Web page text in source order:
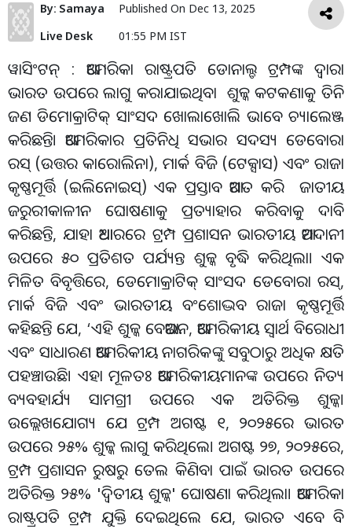
By: Samaya
Live Desk
Published On Dec 13, 2025
01:55 PM IST
ୱାସିଂଟନ୍‌ : ଆମେରିକା ରାଷ୍ଟ୍ରପତି ଡୋନାଲ୍ଡ ଟ୍ରମ୍ପଙ୍କ ଦ୍ୱାରା
ଭାରତ ଉପରେ ଲାଗୁ କରାଯାଇଥିବା ଶୁଳ୍କ କଟକଣାକୁ ତିନି
ଜଣ ଡିମୋକ୍ରାଟିକ୍ ସାଂସଦ ଖୋଲାଖୋଲି ଭାବେ ଚ୍ୟାଲେଞ୍ଜ
କରିଛନ୍ତି। ଆମେରିକାର ପ୍ରତିନିଧି ସଭାର ସଦସ୍ୟ ଡେବୋରା
ରସ୍ (ଉତ୍ତର କାରୋଲିନା), ମାର୍କ ବିଜି (ଟେକ୍ସାସ) ଏବଂ ରାଜା
କୃଷ୍ଣମୂର୍ତ୍ତି (ଇଲିନୋଇସ୍) ଏକ ପ୍ରସ୍ତାବ ଆଗତ କରି ଜାତୀୟ
ଜରୁରୀକାଳୀନ ଘୋଷଣାକୁ ପ୍ରତ୍ୟାହାର କରିବାକୁ ଦାବି
କରିଛନ୍ତି, ଯାହା ଆଧାରରେ ଟ୍ରମ୍ପ ପ୍ରଶାସନ ଭାରତୀୟ ଆମଦାନୀ
ଉପରେ ୫୦ ପ୍ରତିଶତ ପର୍ଯ୍ୟନ୍ତ ଶୁଳ୍କ ବୃଦ୍ଧି କରିଥିଲା। ଏକ
ମିଳିତ ବିବୃତ୍ତିରେ, ଡେମୋକ୍ରାଟିକ୍ ସାଂସଦ ଡେବୋରା ରସ୍,
ମାର୍କ ବିଜି ଏବଂ ଭାରତୀୟ ବଂଶୋଦ୍ଭବ ରାଜା କୃଷ୍ଣମୂର୍ତ୍ତି
କହିଛନ୍ତି ଯେ, ‘ଏହି ଶୁଳ୍କ ବେଆଇନ, ଆମେରିକୀୟ ସ୍ୱାର୍ଥ ବିରୋଧୀ
ଏବଂ ସାଧାରଣ ଆମେରିକୀୟ ନାଗରିକଙ୍କୁ ସବୁଠାରୁ ଅଧିକ କ୍ଷତି
ପହଞ୍ଚାଉଛି। ଏହା ମୂଳତଃ ଆମେରିକୀୟମାନଙ୍କ ଉପରେ ନିତ୍ୟ
ବ୍ୟବହାର୍ଯ୍ୟ ସାମଗ୍ରୀ ଉପରେ ଏକ ଅତିରିକ୍ତ ଶୁଳ୍କ।
ଉଲ୍ଲେଖଯୋଗ୍ୟ ଯେ ଟ୍ରମ୍ପ ଅଗଷ୍ଟ ୧, ୨୦୨୫ରେ ଭାରତ
ଉପରେ ୨୫% ଶୁଳ୍କ ଲାଗୁ କରିଥିଲେ। ଅଗଷ୍ଟ ୨୭, ୨୦୨୫ରେ,
ଟ୍ରମ୍ପ ପ୍ରଶାସନ ରୁଷରୁ ତେଲ କିଣିବା ପାଇଁ ଭାରତ ଉପରେ
ଅତିରିକ୍ତ ୨୫% 'ଦ୍ଵିତୀୟ ଶୁଳ୍କ' ଘୋଷଣା କରିଥିଲା। ଆମେରିକା
ରାଷ୍ଟ୍ରପତି ଟ୍ରମ୍ପ ଯୁକ୍ତି ଦେଇଥିଲେ ଯେ, ଭାରତ ଏବେ ବି